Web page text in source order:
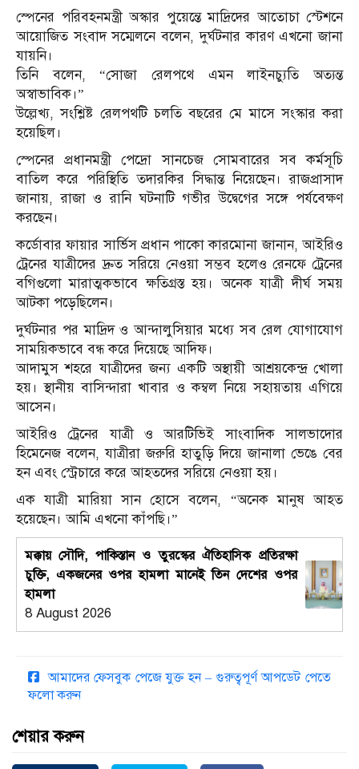
স্পেনের পরিবহনমন্ত্রী অস্কার পুয়েন্তে মাদ্রিদের আতোচা স্টেশনে
আয়োজিত সংবাদ সম্মেলনে বলেন, দুর্ঘটনার কারণ এখনো জানা
যায়নি।
তিনি বলেন, “সোজা রেলপথে এমন লাইনচ্যুতি অত্যন্ত
অস্বাভাবিক।”
উল্লেখ্য, সংশ্লিষ্ট রেলপথটি চলতি বছরের মে মাসে সংস্কার করা
হয়েছিল।
স্পেনের প্রধানমন্ত্রী পেদ্রো সানচেজ সোমবারের সব কর্মসূচি
বাতিল করে পরিস্থিতি তদারকির সিদ্ধান্ত নিয়েছেন। রাজপ্রাসাদ
জানায়, রাজা ও রানি ঘটনাটি গভীর উদ্বেগের সঙ্গে পর্যবেক্ষণ
করছেন।
কর্ডোবার ফায়ার সার্ভিস প্রধান পাকো কারমোনা জানান, আইরিও
ট্রেনের যাত্রীদের দ্রুত সরিয়ে নেওয়া সম্ভব হলেও রেনফে ট্রেনের
বগিগুলো মারাত্মকভাবে ক্ষতিগ্রস্ত হয়। অনেক যাত্রী দীর্ঘ সময়
আটকা পড়েছিলেন।
দুর্ঘটনার পর মাদ্রিদ ও আন্দালুসিয়ার মধ্যে সব রেল যোগাযোগ
সাময়িকভাবে বন্ধ করে দিয়েছে আদিফ।
আদামুস শহরে যাত্রীদের জন্য একটি অস্থায়ী আশ্রয়কেন্দ্র খোলা
হয়। স্থানীয় বাসিন্দারা খাবার ও কম্বল নিয়ে সহায়তায় এগিয়ে
আসেন।
আইরিও ট্রেনের যাত্রী ও আরটিভিই সাংবাদিক সালভাদোর
হিমেনেজ বলেন, যাত্রীরা জরুরি হাতুড়ি দিয়ে জানালা ভেঙে বের
হন এবং স্ট্রেচারে করে আহতদের সরিয়ে নেওয়া হয়।
এক যাত্রী মারিয়া সান হোসে বলেন, “অনেক মানুষ আহত
হয়েছেন। আমি এখনো কাঁপছি।”
মক্কায় সৌদি, পাকিস্তান ও তুরস্কের ঐতিহাসিক প্রতিরক্ষা
চুক্তি, একজনের ওপর হামলা মানেই তিন দেশের ওপর
হামলা
8 August 2026
আমাদের ফেসবুক পেজে যুক্ত হন – গুরুত্বপূর্ণ আপডেট পেতে
ফলো করুন
শেয়ার করুন